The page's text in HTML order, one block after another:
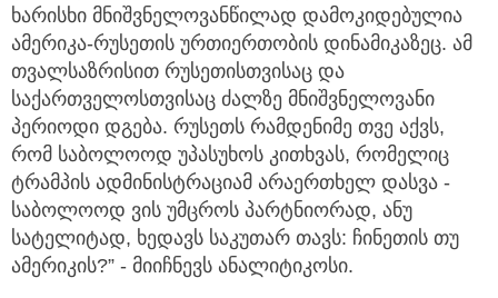
ხარისხი მნიშვნელოვანწილად დამოკიდებულია
ამერიკა-რუსეთის ურთიერთობის დინამიკაზეც. ამ
თვალსაზრისით რუსეთისთვისაც და
საქართველოსთვისაც ძალზე მნიშვნელოვანი
პერიოდი დგება. რუსეთს რამდენიმე თვე აქვს,
რომ საბოლოოდ უპასუხოს კითხვას, რომელიც
ტრამპის ადმინისტრაციამ არაერთხელ დასვა -
საბოლოოდ ვის უმცროს პარტნიორად, ანუ
სატელიტად, ხედავს საკუთარ თავს: ჩინეთის თუ
ამერიკის?” - მიიჩნევს ანალიტიკოსი.